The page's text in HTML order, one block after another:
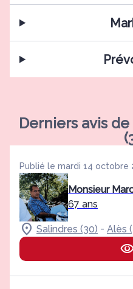
Derniers avis
Publié le mardi 14 octobre
Monsieur
67 ans
Salindres (30) - Alès